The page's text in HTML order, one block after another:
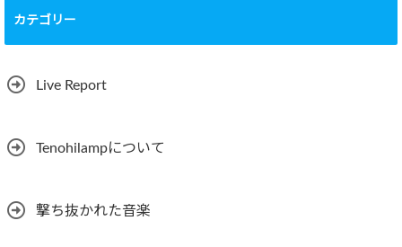
カテゴリー
Live Report
Tenohilampについて
撃ち抜かれた音楽